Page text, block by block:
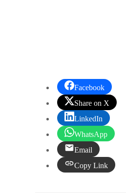
Facebook
Share on X
LinkedIn
WhatsApp
Email
Copy Link